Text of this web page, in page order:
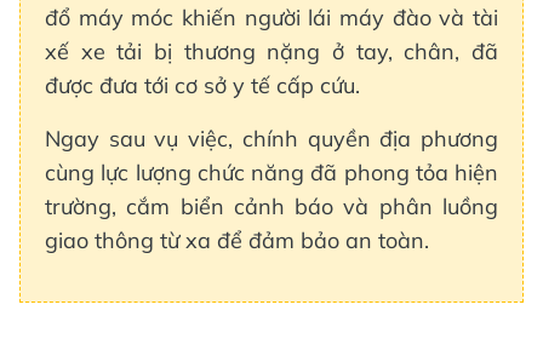
đổ máy móc khiến người lái máy đào và tài
xế xe tải bị thương nặng ở tay, chân, đã
được đưa tới cơ sở y tế cấp cứu.
Ngay sau vụ việc, chính quyền địa phương
cùng lực lượng chức năng đã phong tỏa hiện
trường, cắm biển cảnh báo và phân luồng
giao thông từ xa để đảm bảo an toàn.